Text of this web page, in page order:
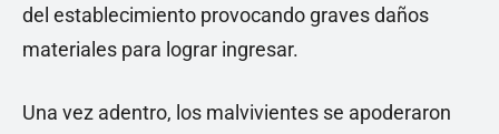
del establecimiento provocando graves daños
materiales para lograr ingresar.
Una vez adentro, los malvivientes se apoderaron